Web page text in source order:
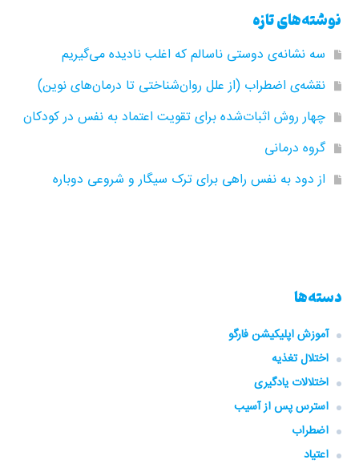
نوشته‌های تازه
سه نشانه‌ی دوستی ناسالم که اغلب نادیده می‌گیریم
نقشه‌ی اضطراب (از علل روان‌شناختی تا درمان‌های نوین)
چهار روش اثبات‌شده برای تقویت اعتماد به نفس در کودکان
گروه‌ درمانی
از دود به نفس راهی برای ترک سیگار و شروعی دوباره
دسته‌ها
آموزش اپلیکیشن فارگو
اختلال تغذیه
اختلالات یادگیری
استرس پس از آسیب
اضطراب
اعتیاد